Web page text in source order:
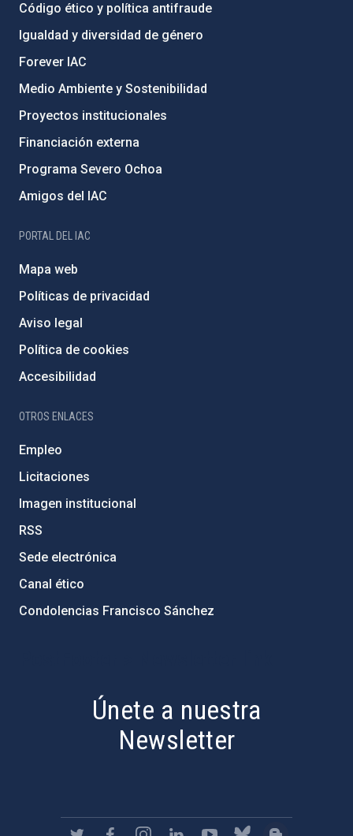
Código ético y política antifraude
Igualdad y diversidad de género
Forever IAC
Medio Ambiente y Sostenibilidad
Proyectos institucionales
Financiación externa
Programa Severo Ochoa
Amigos del IAC
PORTAL DEL IAC
Mapa web
Políticas de privacidad
Aviso legal
Política de cookies
Accesibilidad
OTROS ENLACES
Empleo
Licitaciones
Imagen institucional
RSS
Sede electrónica
Canal ético
Condolencias Francisco Sánchez
Únete a nuestra
Newsletter